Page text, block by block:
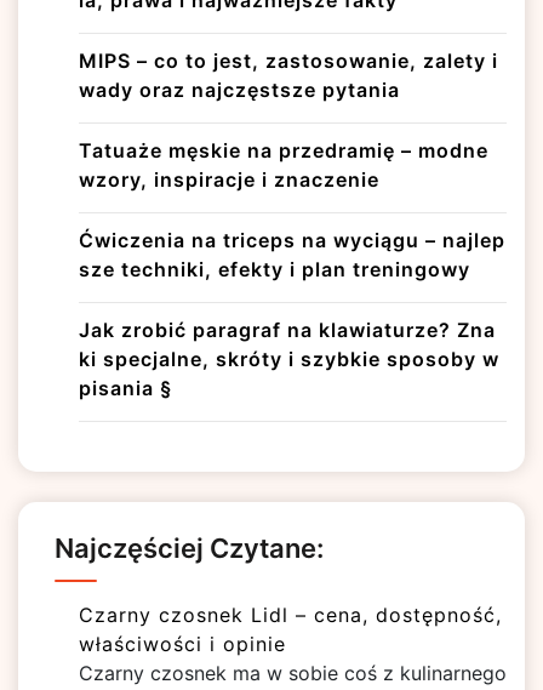
MIPS – co to jest, zastosowanie, zalety i
wady oraz najczęstsze pytania
Tatuaże męskie na przedramię – modne
wzory, inspiracje i znaczenie
Ćwiczenia na triceps na wyciągu – najlep
sze techniki, efekty i plan treningowy
Jak zrobić paragraf na klawiaturze? Zna
ki specjalne, skróty i szybkie sposoby w
pisania §
Najczęściej Czytane:
Czarny czosnek Lidl – cena, dostępność,
właściwości i opinie
Czarny czosnek ma w sobie coś z kulinarnego